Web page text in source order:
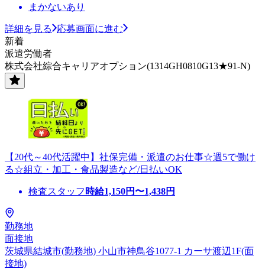
まかないあり
詳細を見る
応募画面に進む
新着
派遣労働者
株式会社綜合キャリアオプション(1314GH0810G13★91-N)
【20代～40代活躍中】社保完備・派遣のお仕事☆週5で働け
る☆組立・加工・食品製造など/日払いOK
検査スタッフ 時給1,150円〜1,438円
勤務地
面接地
茨城県結城市(勤務地) 小山市神鳥谷1077-1 カーサ渡辺1F(面
接地)